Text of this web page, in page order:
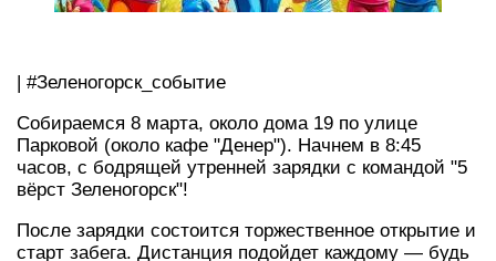
| #Зеленогорск_событие
Собираемся 8 марта, около дома 19 по улице
Парковой (около кафе "Денер"). Начнем в 8:45
часов, с бодрящей утренней зарядки с командой "5
вёрст Зеленогорск"!
После зарядки состоится торжественное открытие и
старт забега. Дистанция подойдет каждому — будь